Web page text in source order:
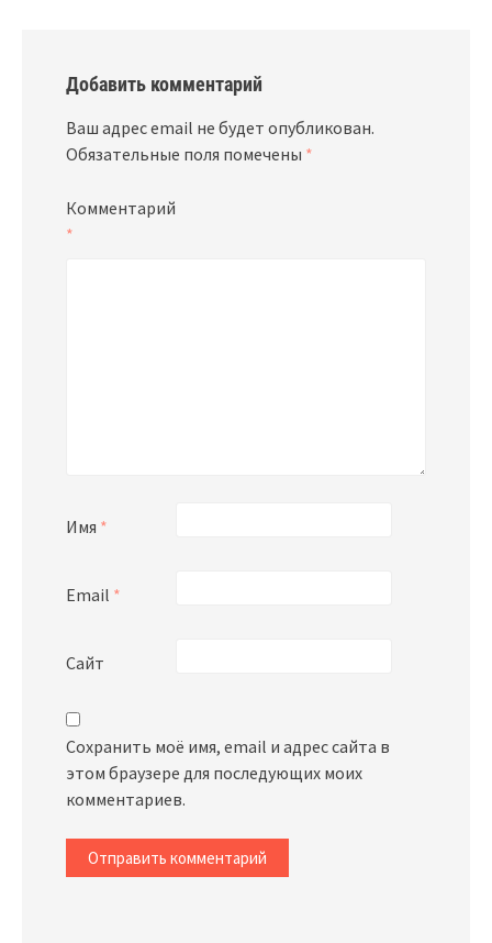
Добавить комментарий
Ваш адрес email не будет опубликован.
Обязательные поля помечены *
Комментарий
*
Имя *
Email *
Сайт
Сохранить моё имя, email и адрес сайта в
этом браузере для последующих моих
комментариев.